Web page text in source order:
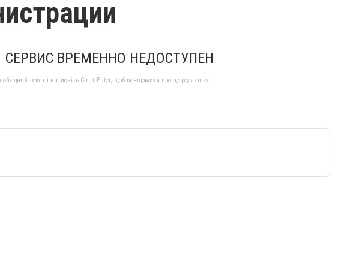
СЕРВИС ВРЕМЕННО НЕДОСТУПЕН
текст і натисніть Ctrl + Enter, щоб повідомити про це редакцію